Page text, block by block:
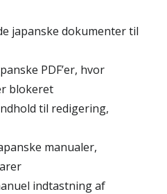
japanske dokumenter til
PDF’er, hvor
blokeret
til redigering,
manualer,
indtastning af